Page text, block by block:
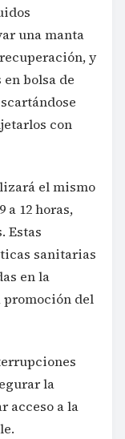
una manta
y
bolsa de
con
el mismo
a 12 horas,
Estas
sanitarias
en la
promoción del
la
acceso a la